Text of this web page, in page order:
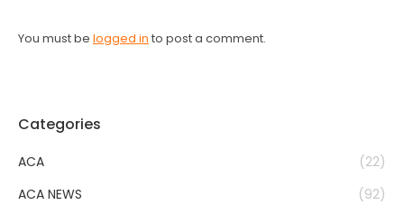
You must be logged in to post a comment.
Categories
ACA
(22)
ACA NEWS
(92)